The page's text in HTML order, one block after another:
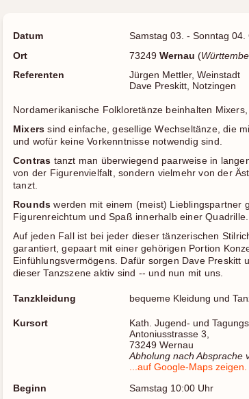
Datum
Samstag 03. - Sonntag 04.
Ort
73249 Wernau (
Referenten
Jürgen Mettler, Weinstadt
Dave Preskitt, Notzingen
Nordamerikanische Folkloretänze beinhalten
Mixers sind einfache, gesellige Wechseltänze, die
und wofür keine Vorkenntnisse notwendig sind.
Contras tanzt man überwiegend paarweise in
von der Figurenvielfalt, sondern vielmehr von der
tanzt.
Rounds werden mit einem (meist) Lieblingspartner
Figurenreichtum und Spaß innerhalb einer Quadrille.
Auf jeden Fall ist bei jeder dieser tänzerischen
garantiert, gepaart mit einer gehörigen Portion
Einfühlungsvermögens. Dafür sorgen Dave Preskitt
dieser Tanzszene aktiv sind -- und nun mit uns.
Tanzkleidung bequeme Kleidung und
Kursort
Kath. Jugend- und
Antoniusstrasse 3,
73249 Wernau
Abholung nach Absprache
...auf Google-Maps zeigen.
Beginn
Samstag 10:00 Uhr